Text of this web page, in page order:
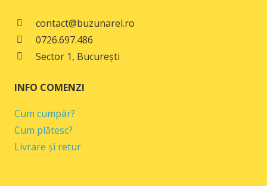
contact@buzunarel.ro
0726.697.486
Sector 1, București
INFO COMENZI
Cum cumpăr?
Cum plătesc?
Livrare și retur